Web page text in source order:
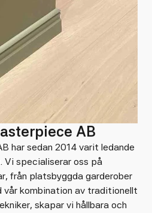
AB
har sedan 2014 varit ledande
Vi specialiserar oss på
från platsbyggda garderober
vår kombination av traditionellt
skapar vi hållbara och